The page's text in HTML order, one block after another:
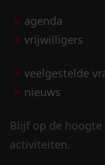
agenda
vrijwilligers
veelgestelde
nieuws
Blijf op de
activiteiten.